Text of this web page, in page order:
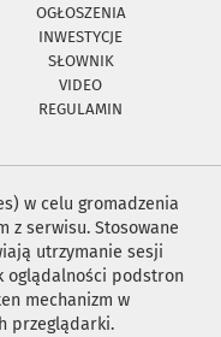
OGŁOSZENIA
INWESTYCJE
SŁOWNIK
VIDEO
REGULAMIN
w celu gromadzenia
z serwisu. Stosowane
utrzymanie sesji
oglądalności podstron
mechanizm w
przeglądarki.